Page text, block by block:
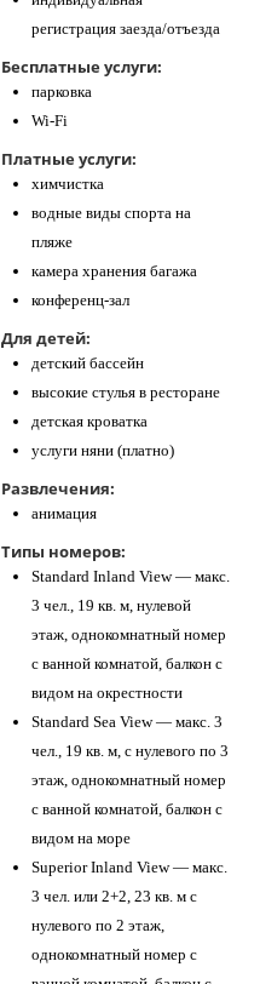
регистрация заезда/отъезда
Бесплатные услуги:
парковка
Wi-Fi
Платные услуги:
химчистка
водные виды спорта на
пляже
камера хранения багажа
конференц-зал
Для детей:
детский бассейн
высокие стулья в ресторане
детская кроватка
услуги няни (платно)
Развлечения:
анимация
Типы номеров:
Standard Inland View — макс.
3 чел., 19 кв. м, нулевой
этаж, однокомнатный номер
с ванной комнатой, балкон с
видом на окрестности
Standard Sea View — макс. 3
чел., 19 кв. м, с нулевого по 3
этаж, однокомнатный номер
с ванной комнатой, балкон с
видом на море
Superior Inland View — макс.
3 чел. или 2+2, 23 кв. м c
нулевого по 2 этаж,
однокомнатный номер с